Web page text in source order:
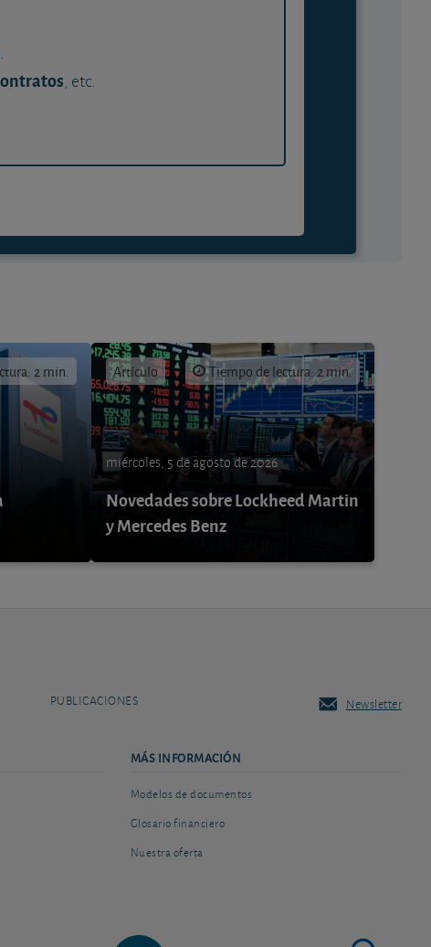
.
, etc.
2 min. Artículo Tiempo de lectura: 2 min.
miércoles, 5 de agosto de 2026
Novedades sobre Lockheed Martin
y Mercedes Benz
PUBLICACIONES Newsletter
MÁS INFORMACIÓN
Modelos de documentos
Glosario financiero
Nuestra oferta